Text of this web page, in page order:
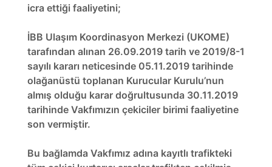
icra ettiği faaliyetini;
İBB Ulaşım Koordinasyon Merkezi (UKOME)
tarafından alınan 26.09.2019 tarih ve 2019/8-1
sayılı kararı neticesinde 05.11.2019 tarihinde
olağanüstü toplanan Kurucular Kurulu’nun
almış olduğu karar doğrultusunda 30.11.2019
tarihinde Vakfımızın çekiciler birimi faaliyetine
son vermiştir.
Bu bağlamda Vakfımız adına kayıtlı trafikteki